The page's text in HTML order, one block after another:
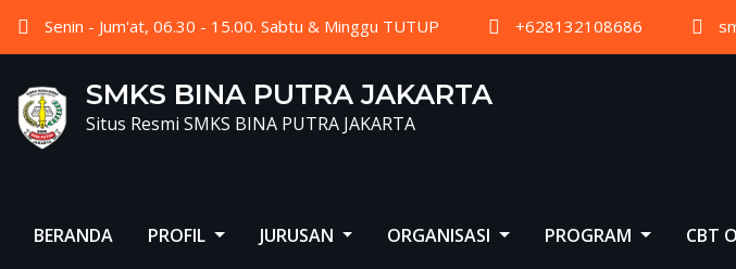
Skip
Senin - Jum'at, 06.30 - 15.00. Sabtu & Minggu TUTUP +628132108686
SMKS BINA PUTRA JAKARTA
Situs Resmi SMKS BINA PUTRA JAKARTA
BERANDA PROFIL JURUSAN ORGANISASI PROGRAM CBT